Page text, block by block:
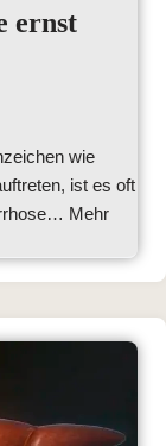
ernst
wie
ist es oft
Mehr